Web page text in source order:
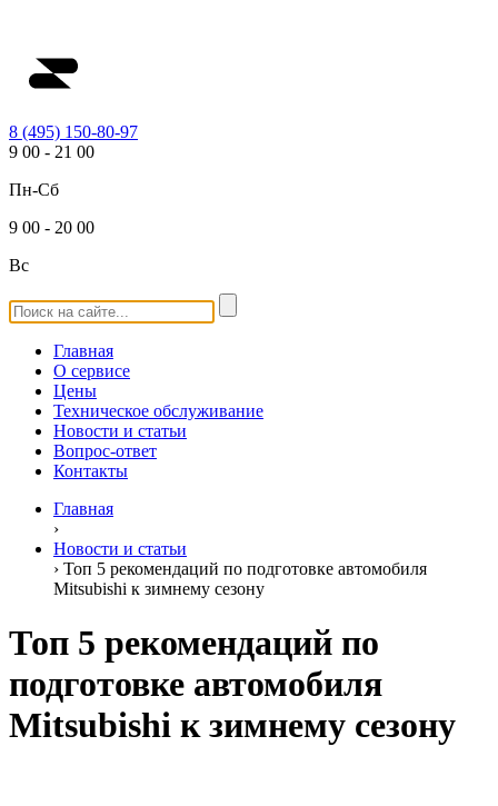
8 (495) 150-80-97
9 00 - 21 00
Пн-Сб
9 00 - 20 00
Вс
Главная
О сервисе
Цены
Техническое обслуживание
Новости и статьи
Вопрос-ответ
Контакты
Главная
›
Новости и статьи
› Топ 5 рекомендаций по подготовке автомобиля
Mitsubishi к зимнему сезону
Топ 5 рекомендаций по
подготовке автомобиля
Mitsubishi к зимнему сезону